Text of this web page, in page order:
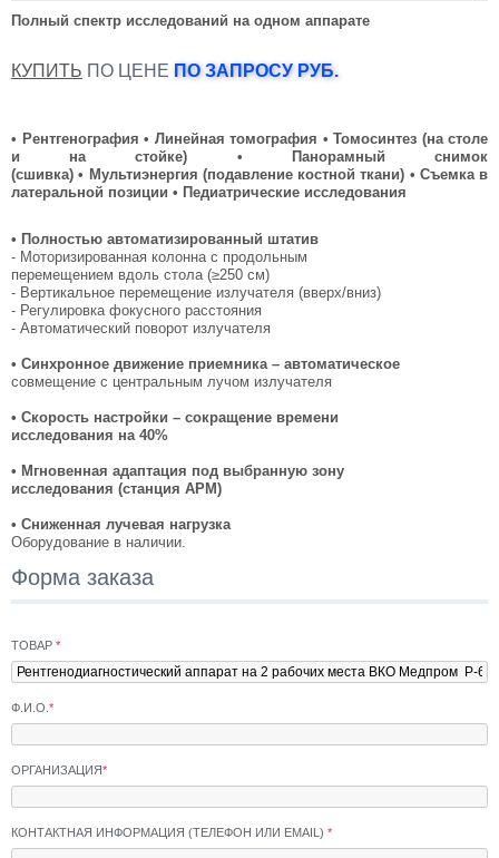
Полный спектр исследований на одном аппарате
КУПИТЬ ПО ЦЕНЕ ПО ЗАПРОСУ РУБ.
• Рентгенография • Линейная томография • Томосинтез (на столе
и на стойке) • Панорамный снимок
(сшивка) • Мультиэнергия (подавление костной ткани) • Съемка в
латеральной позиции • Педиатрические исследования
• Полностью автоматизированный штатив
- Моторизированная колонна с продольным
перемещением вдоль стола (≥250 см)
- Вертикальное перемещение излучателя (вверх/вниз)
- Регулировка фокусного расстояния
- Автоматический поворот излучателя
• Синхронное движение приемника – автоматическое
совмещение с центральным лучом излучателя
• Скорость настройки – сокращение времени
исследования на 40%
• Мгновенная адаптация под выбранную зону
исследования (станция АРМ)
• Сниженная лучевая нагрузка
Оборудование в наличии.
Форма заказа
ТОВАР *
Ф.И.О. *
ОРГАНИЗАЦИЯ*
КОНТАКТНАЯ ИНФОРМАЦИЯ (ТЕЛЕФОН ИЛИ EMAIL) *